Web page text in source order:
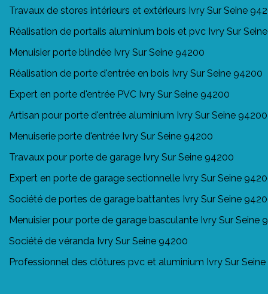
Travaux de stores intérieurs et extérieurs Ivry Sur Seine
Réalisation de portails aluminium bois et pvc Ivry Sur
Menuisier porte blindée Ivry Sur Seine 94200
Réalisation de porte d'entrée en bois Ivry Sur Seine 94200
Expert en porte d'entrée PVC Ivry Sur Seine 94200
Artisan pour porte d'entrée aluminium Ivry Sur Seine 94200
Menuiserie porte d'entrée Ivry Sur Seine 94200
Travaux pour porte de garage Ivry Sur Seine 94200
Expert en porte de garage sectionnelle Ivry Sur Seine
Société de portes de garage battantes Ivry Sur Seine
Menuisier pour porte de garage basculante Ivry Sur Seine
Société de véranda Ivry Sur Seine 94200
Professionnel des clôtures pvc et aluminium Ivry Sur